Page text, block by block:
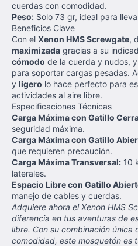
cuerdas con comodidad.
Peso: Solo 73 gr, ideal para
Beneficios Clave
Con el Xenon HMS Screwgate,
maximizada gracias a su
cómodo de la cuerda y nudos, y
para soportar cargas pesadas.
y ligero lo hace perfecto para
actividades al aire libre.
Especificaciones Técnicas
Carga Máxima con Gatillo
seguridad máxima.
Carga Máxima con Gatillo
que requieren precaución.
Carga Máxima Transversal: 10
laterales.
Espacio Libre con Gatillo
manejo de cables y cuerdas.
Adquiere ahora el Xenon HMS
diferencia en tus aventuras de
libre. Con su combinación
comodidad, este mosquetón es